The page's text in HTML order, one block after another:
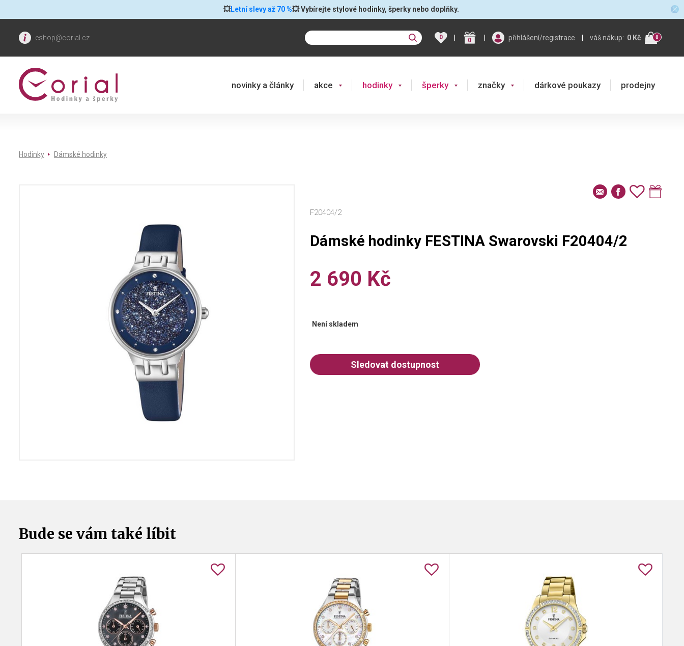
💥Letní slevy až 70 %💥 Vybírejte stylové hodinky, šperky nebo doplňky.
eshop@corial.cz 0 | 0 | přihlášení/registrace | váš nákup: 0 Kč 0
novinky a články akce hodinky šperky značky dárkové poukazy prodejny
Hodinky Dámské hodinky
F20404/2
Dámské hodinky FESTINA Swarovski F20404/2
2 690 Kč
Není skladem
Bude se vám také líbit